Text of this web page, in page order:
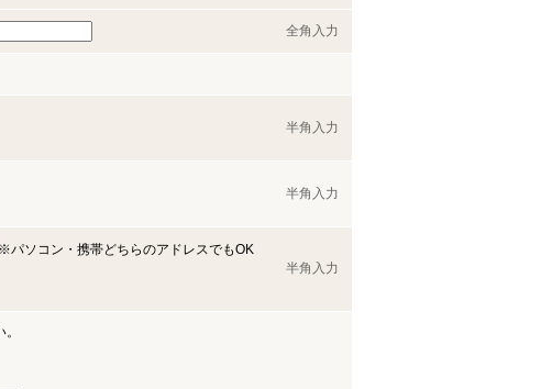
全角入力
半角入力
半角入力
※パソコン・携帯どちらのアドレスでもOK
半角入力